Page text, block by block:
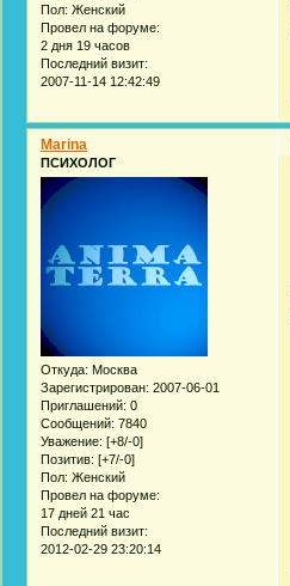
Пол: Женский
Провел на форуме:
2 дня 19 часов
Последний визит:
2007-11-14 12:42:49
Marina
ПСИХОЛОГ
Откуда: Москва
Зарегистрирован: 2007-06-01
Приглашений: 0
Сообщений: 7840
Уважение: [+8/-0]
Позитив: [+7/-0]
Пол: Женский
Провел на форуме:
17 дней 21 час
Последний визит:
2012-02-29 23:20:14